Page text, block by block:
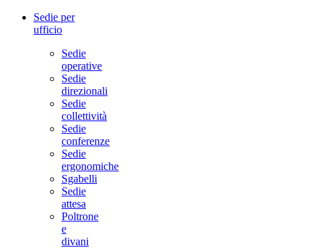
Sedie per
ufficio
Sedie
operative
Sedie
direzionali
Sedie
collettività
Sedie
conferenze
Sedie
ergonomiche
Sgabelli
Sedie
attesa
Poltrone
e
divani